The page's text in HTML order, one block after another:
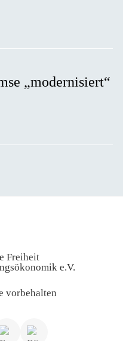
„modernisiert“
Freiheit
e.V.
vorbehalten